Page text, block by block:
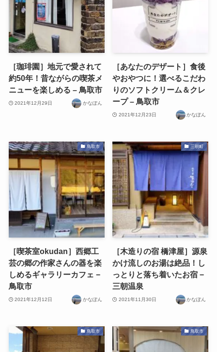
［珈琲園］地元で愛されて
約50年！昔ながらの喫茶メ
ニューを楽しめる – 鳥取市
2021年12月29日 かなぽん
［あなたのデザート］食後
やおやつに！選べるこだわ
りのソフトクリーム＆クレ
ープ – 鳥取市
2021年12月23日 かなぽん
鳥取市
［喫茶室okudan］西郷工
芸の郷の作家さんの器を楽
しめるギャラリーカフェ −
鳥取市
2021年12月12日 かなぽん
三朝町
［木造りの宿 橋津屋］源泉
かけ流しのお湯は絶品！し
っとりと落ち着いたお宿 −
三朝温泉
2021年11月30日 かなぽん
鳥取市 鳥取市